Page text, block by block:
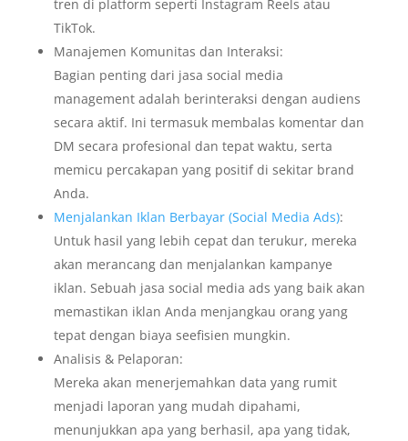
tren di platform seperti Instagram Reels atau
TikTok.
Manajemen Komunitas dan Interaksi:
Bagian penting dari jasa social media
management adalah berinteraksi dengan audiens
secara aktif. Ini termasuk membalas komentar dan
DM secara profesional dan tepat waktu, serta
memicu percakapan yang positif di sekitar brand
Anda.
Menjalankan Iklan Berbayar (Social Media Ads):
Untuk hasil yang lebih cepat dan terukur, mereka
akan merancang dan menjalankan kampanye
iklan. Sebuah jasa social media ads yang baik akan
memastikan iklan Anda menjangkau orang yang
tepat dengan biaya seefisien mungkin.
Analisis & Pelaporan:
Mereka akan menerjemahkan data yang rumit
menjadi laporan yang mudah dipahami,
menunjukkan apa yang berhasil, apa yang tidak,